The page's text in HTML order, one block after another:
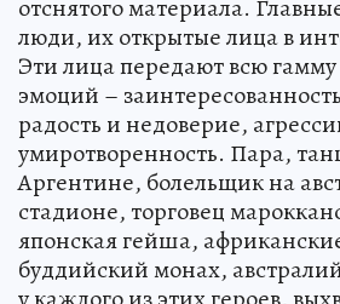
отснятого материала.
люди, их открытые лица в
Эти лица передают всю гамму
эмоций –
радость и недоверие,
умиротворенность. Пара,
Аргентине, болельщик на
стадионе, торговец
японская гейша,
буддийский монах,